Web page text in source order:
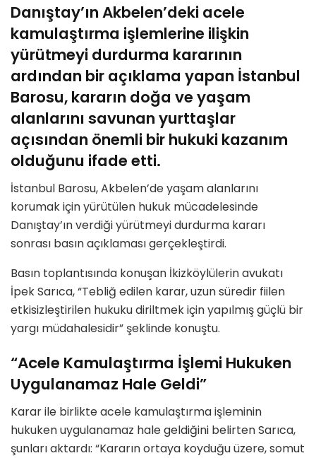
Danıştay’ın Akbelen’deki acele
kamulaştırma işlemlerine ilişkin
yürütmeyi durdurma kararının
ardından bir açıklama yapan İstanbul
Barosu, kararın doğa ve yaşam
alanlarını savunan yurttaşlar
açısından önemli bir hukuki kazanım
olduğunu ifade etti.
İstanbul Barosu, Akbelen’de yaşam alanlarını
korumak için yürütülen hukuk mücadelesinde
Danıştay’ın verdiği yürütmeyi durdurma kararı
sonrası basın açıklaması gerçekleştirdi.
Basın toplantısında konuşan İkizköylülerin avukatı
İpek Sarıca, “Tebliğ edilen karar, uzun süredir fiilen
etkisizleştirilen hukuku diriltmek için yapılmış güçlü bir
yargı müdahalesidir” şeklinde konuştu.
“Acele Kamulaştırma İşlemi Hukuken
Uygulanamaz Hale Geldi”
Karar ile birlikte acele kamulaştırma işleminin
hukuken uygulanamaz hale geldiğini belirten Sarıca,
şunları aktardı: “Kararın ortaya koyduğu üzere, somut